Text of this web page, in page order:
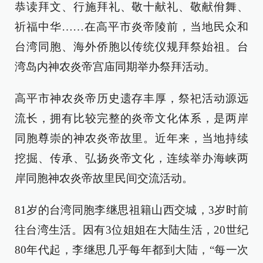
恭读拜文、行施拜礼、敬十献礼、敬献佾舞、
祈福中华……在高平市炎帝陵前，当地民众和
台湾同胞、海外侨胞以传统仪规拜祭始祖。台
湾岛内神农炎帝宫庙同期举办祭拜活动。
高平市神农炎帝历史遗存丰厚，祭祀活动源远
流长，拥有比较完整的炎帝文化体系，是两岸
同胞尊崇的神农炎帝故里。近年来，当地持续
挖掘、传承、弘扬炎帝文化，连续举办海峡两
岸同胞神农炎帝故里民间交流活动。
81岁的台湾同胞李继思祖籍山西交城，3岁时前
往台湾生活。因有3位姐姐在大陆生活，20世纪
80年代起，李继思几乎每年都到大陆，“每一次